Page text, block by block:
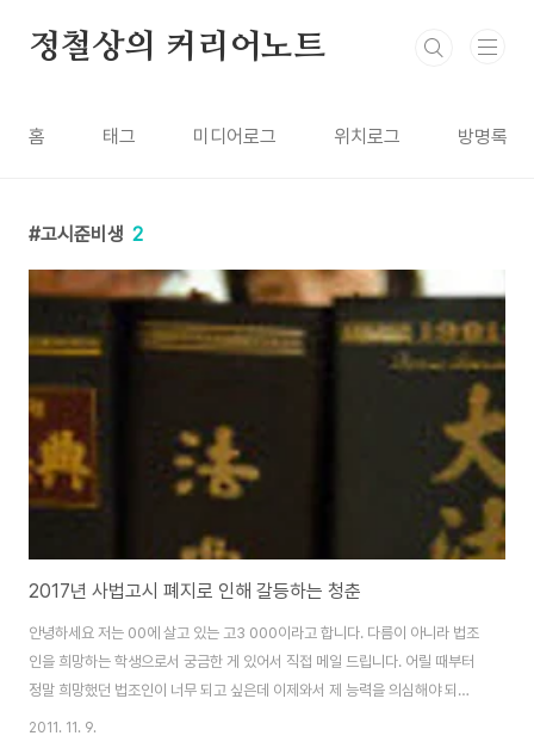
정철상의 커리어노트
홈 태그 미디어로그 위치로그 방명록
고시준비생 2
2017년 사법고시 폐지로 인해 갈등하는 청춘
안녕하세요 저는 00에 살고 있는 고3 000이라고 합니다. 다름이 아니라 법조
인을 희망하는 학생으로서 궁금한 게 있어서 직접 메일 드립니다. 어릴 때부터
정말 희망했던 법조인이 너무 되고 싶은데 이제와서 제 능력을 의심해야 되는
지 자신이 없습니다..그 이유는 2017년도에 사법고시폐지가 확정됐잖아요,,
2011. 11. 9.